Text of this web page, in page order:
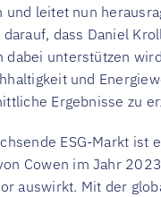
und leitet nun
dass Daniel
dabei unterstützen
und
Ergebnisse zu
ESG-Markt ist
Cowen im Jahr
auswirkt. Mit der